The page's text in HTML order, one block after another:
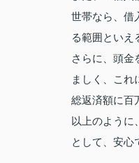
世帯なら、借
る範囲といえ
さらに、頭金
ましく、こ
総返済額に百
以上のように
として、安心